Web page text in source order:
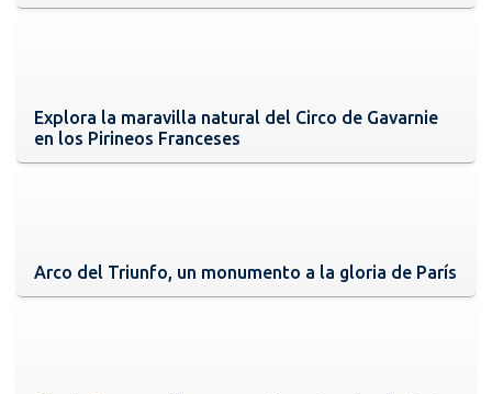
Explora la maravilla natural del Circo de Gavarnie
en los Pirineos Franceses
Arco del Triunfo, un monumento a la gloria de París